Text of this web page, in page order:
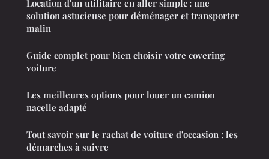
Location d'un utilitaire en aller simple : une
solution astucieuse pour déménager et transporter
malin
Guide complet pour bien choisir votre covering
voiture
Les meilleures options pour louer un camion
nacelle adapté
Tout savoir sur le rachat de voiture d'occasion : les
démarches à suivre